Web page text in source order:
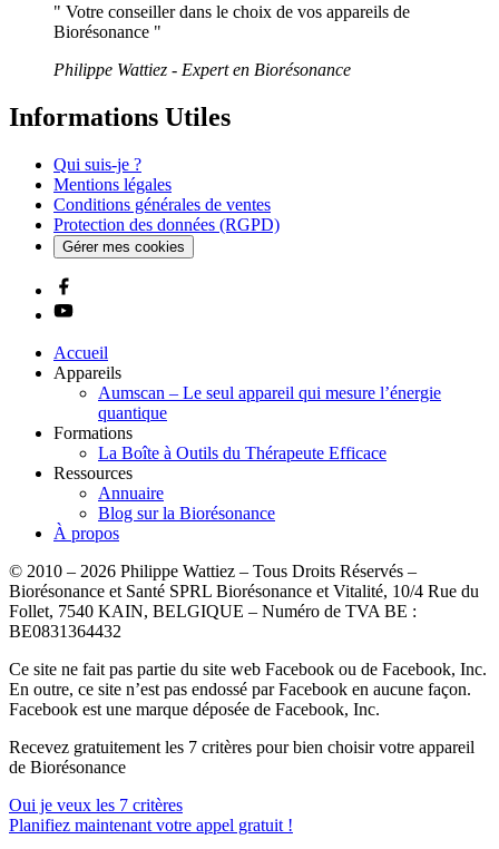
" Votre conseiller dans le choix de vos appareils de
Biorésonance "
Philippe Wattiez - Expert en Biorésonance
Informations Utiles
Qui suis-je ?
Mentions légales
Conditions générales de ventes
Protection des données (RGPD)
Gérer mes cookies
Accueil
Appareils
Aumscan – Le seul appareil qui mesure l’énergie
quantique
Formations
La Boîte à Outils du Thérapeute Efficace
Ressources
Annuaire
Blog sur la Biorésonance
À propos
© 2010 – 2026 Philippe Wattiez – Tous Droits Réservés –
Biorésonance et Santé SPRL Biorésonance et Vitalité, 10/4 Rue du
Follet, 7540 KAIN, BELGIQUE – Numéro de TVA BE :
BE0831364432
Ce site ne fait pas partie du site web Facebook ou de Facebook, Inc.
En outre, ce site n’est pas endossé par Facebook en aucune façon.
Facebook est une marque déposée de Facebook, Inc.
Recevez gratuitement les 7 critères pour bien choisir votre appareil
de Biorésonance
Oui je veux les 7 critères
Planifiez maintenant votre appel gratuit !